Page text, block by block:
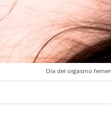
Día del orgasmo